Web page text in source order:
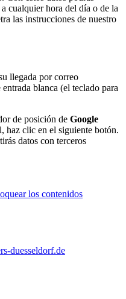
cualquier hora del día o de la
las instrucciones de nuestro
llegada por correo
blanca (el teclado para
de posición de Google
haz clic en el siguiente botón.
datos con terceros
los contenidos
duesseldorf.de